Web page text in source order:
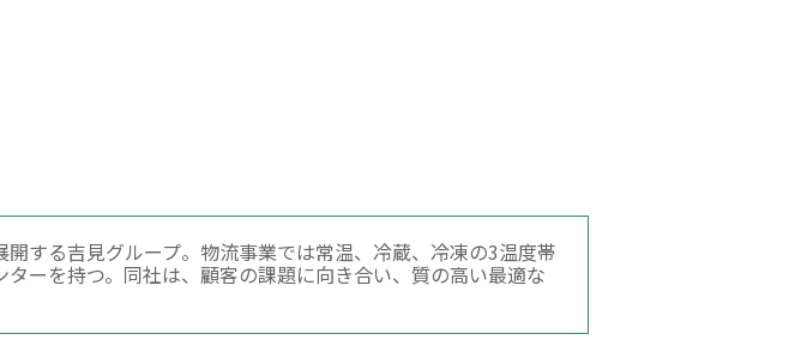
する吉見グループ。物流事業では常温、冷蔵、冷凍の3温度帯
ーを持つ。同社は、顧客の課題に向き合い、質の高い最適な